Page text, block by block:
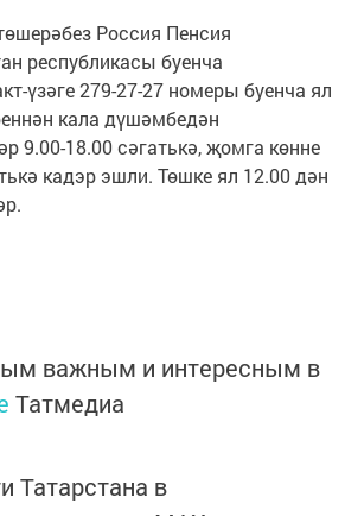
Россия Пенсия
республикасы буенча
үзәге 279-27-27 номеры буенча ял
кала дүшәмбедән
9.00-18.00 сәгатькә, җомга көнне
кадэр эшли. Төшке ял 12.00 дән
важным и интересным в
Татмедиа
Татарстана в